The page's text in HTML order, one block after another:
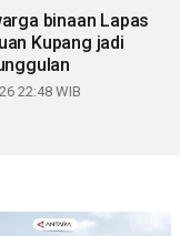
binaan Lapas
Kupang jadi
22:48 WIB